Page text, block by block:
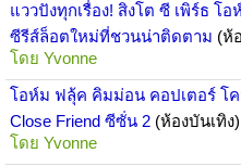
แววปังทุกเรื่อง! สิงโต ซี เพิร์ธ
ซีรีส์ล็อตใหม่ที่ชวนน่าติดตาม (ห้
โดย Yvonne
โอห์ม ฟลุ้ค คิมม่อน คอปเตอร์ โ
Close Friend ซีซั่น 2 (ห้องบันเทิง)
โดย Yvonne